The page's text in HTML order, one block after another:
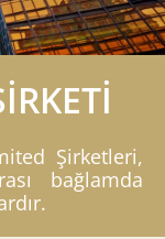
Şirketleri,
bağlamda